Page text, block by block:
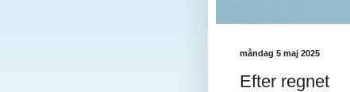
måndag 5 maj 2025
Efter regnet